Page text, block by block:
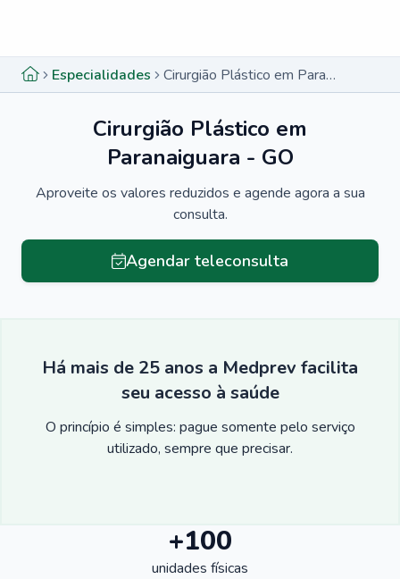
Especialidades Cirurgião Plástico em Paranaiguara - GO
Cirurgião Plástico em
Paranaiguara - GO
Aproveite os valores reduzidos e agende agora a sua
consulta.
Agendar teleconsulta
Há mais de 25 anos a Medprev facilita
seu acesso à saúde
O princípio é simples: pague somente pelo serviço
utilizado, sempre que precisar.
+100
unidades físicas